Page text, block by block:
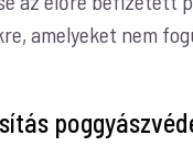
amelyeket nem